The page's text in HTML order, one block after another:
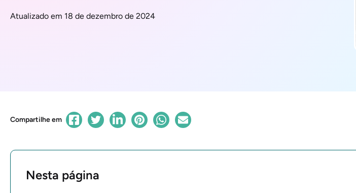
Atualizado em 18 de dezembro de 2024
Compartilhe em
Nesta página